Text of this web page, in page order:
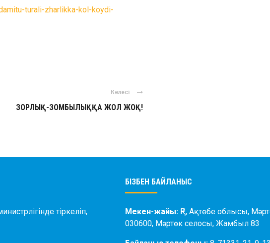
turali-zharlikka-kol-koydi-
Келесі
ЗОРЛЫҚ-ЗОМБЫЛЫҚҚА ЖОЛ ЖОҚ!
тіркеліп,
БІЗБЕН БАЙЛАНЫС
Мекен-жайы: ҚР, Ақтөбе облысы,
030600, Мәртөк селосы, Жамбыл 83